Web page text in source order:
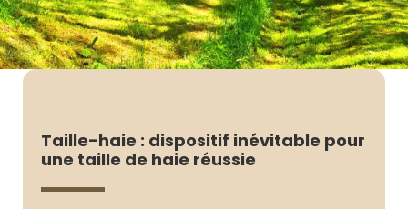
Taille-haie : dispositif inévitable pour
une taille de haie réussie